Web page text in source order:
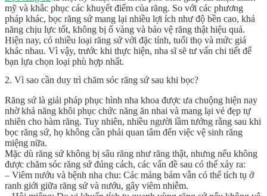
mỹ và khắc phục các khuyết điểm của răng. So với các phương
pháp khác, bọc răng sứ mang lại nhiều lợi ích như độ bền cao, khả
năng chịu lực tốt, không bị ố vàng và bảo vệ răng thật hiệu quả.
Hiện nay, có nhiều loại răng sứ với đặc tính, tuổi thọ và mức giá
khác nhau. Vì vậy, trước khi thực hiện, nha sĩ sẽ tư vấn chi tiết để
bạn lựa chọn loại phù hợp nhất.
2. Vì sao cần duy trì chăm sóc răng sứ sau khi bọc?
Răng sứ là giải pháp phục hình nha khoa được ưa chuộng hiện nay
nhờ khả năng khôi phục chức năng ăn nhai và mang lại vẻ đẹp tự
nhiên cho hàm răng. Tuy nhiên, nhiều người lầm tưởng rằng sau khi
bọc răng sứ, họ không cần phải quan tâm đến việc vệ sinh răng
miệng nữa.
Mặc dù răng sứ không bị sâu răng như răng thật, nhưng nếu không
được chăm sóc răng sứ đúng cách, các vấn đề sau có thể xảy ra:
– Viêm nướu và bệnh nha chu: Các mảng bám vẫn có thể tích tụ ở
ranh giới giữa răng sứ và nướu, gây viêm nhiễm.